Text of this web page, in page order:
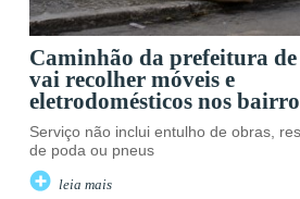
Caminhão da prefeitura
vai recolher móveis e
eletrodomésticos nos
Serviço não inclui entulho de obras,
de poda ou pneus
leia mais